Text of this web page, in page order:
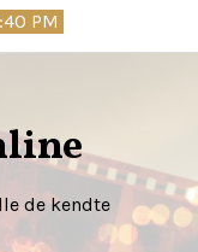
PM
de kendte